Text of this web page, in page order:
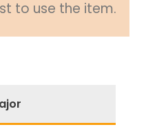
to use the item.